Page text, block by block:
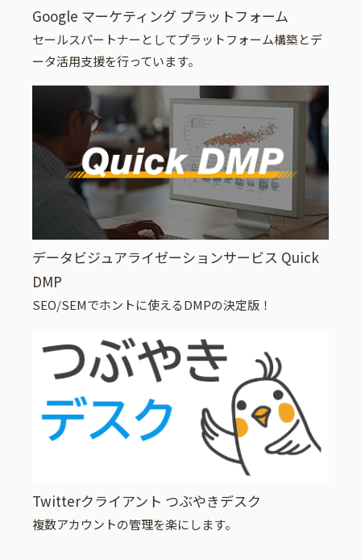
Google マーケティング プラットフォーム
セールスパートナーとしてプラットフォーム構築とデ
ータ活用支援を行っています。
データビジュアライゼーションサービス Quick
DMP
SEO/SEMでホントに使えるDMPの決定版！
Twitterクライアント つぶやきデスク
複数アカウントの管理を楽にします。